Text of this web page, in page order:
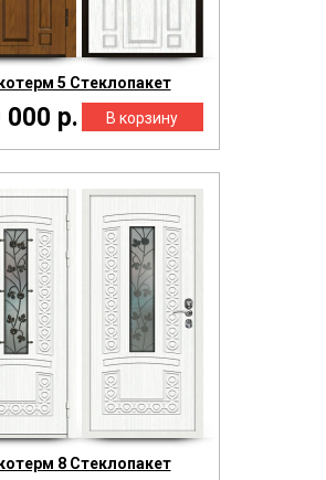
5 Стеклопакет
000 р.
8 Стеклопакет